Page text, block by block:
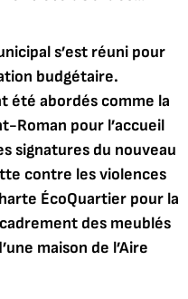
s’est réuni pour
budgétaire.
été abordés comme la
Roman pour l’accueil
signatures du nouveau
contre les violences
ÉcoQuartier pour la
des meublés
maison de l’Aire